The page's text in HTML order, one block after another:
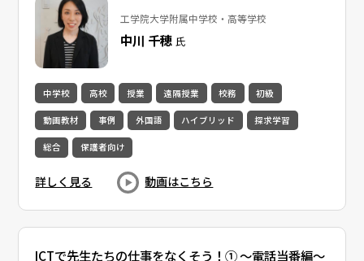
工学院大学附属中学校・高等学校
中川 千穂 氏
中学校 高校 授業 遠隔授業 校務 初級
動画教材 事例 外国語 ハイブリッド 探求学習
総合 保護者向け
詳しく見る 動画はこちら
ICTで先生たちの仕事をなくそう！① 〜電話当番編〜